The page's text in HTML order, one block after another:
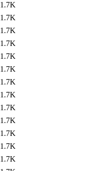
1.7K
1.7K
1.7K
1.7K
1.7K
1.7K
1.7K
1.7K
1.7K
1.7K
1.7K
1.7K
1.7K